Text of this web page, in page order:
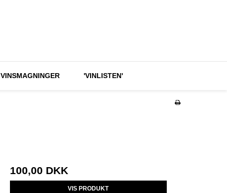
VINSMAGNINGER 'VINLISTEN'
100,00 DKK
VIS PRODUKT